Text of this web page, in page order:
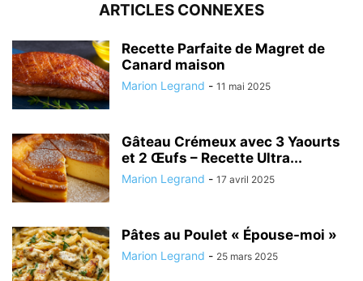
ARTICLES CONNEXES
Recette Parfaite de Magret de
Canard maison
Marion Legrand - 11 mai 2025
Gâteau Crémeux avec 3 Yaourts
et 2 Œufs – Recette Ultra...
Marion Legrand - 17 avril 2025
Pâtes au Poulet « Épouse-moi »
Marion Legrand - 25 mars 2025